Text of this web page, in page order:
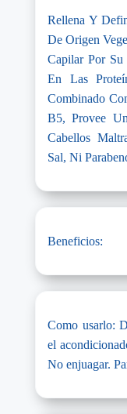
Rellena Y
De Origen
Capilar Por Su
En Las
Combinado
B5, Provee
Cabellos
Sal, Ni
Beneficios:
Como usarlo:
el
No enjuagar.